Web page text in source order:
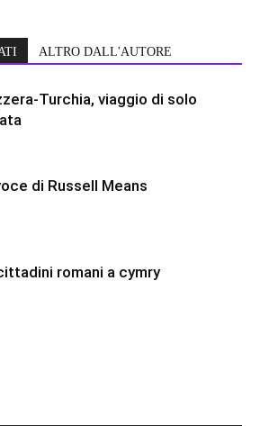
ALTRO DALL'AUTORE
Turchia, viaggio di solo
di Russell Means
romani a cymry